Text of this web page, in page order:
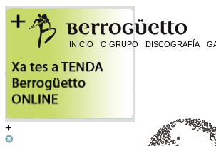
INICIO O GRUPO DISCOGRAFÍA
+